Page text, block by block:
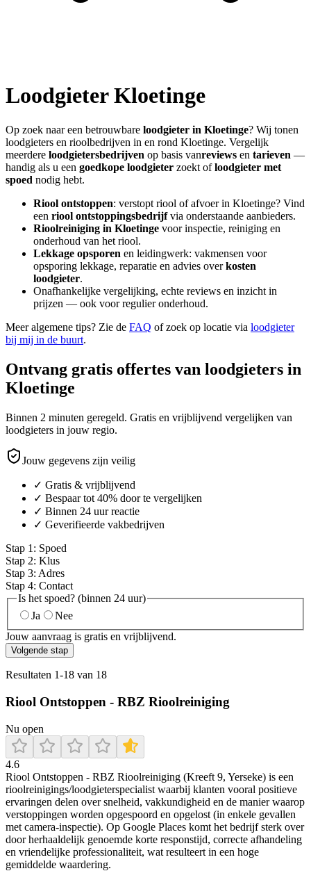
LoodgieterKloetinge
Op zoek naar een betrouwbare loodgieter in Kloetinge? Wij tonen
loodgieters en rioolbedrijven in en rond Kloetinge. Vergelijk
meerdere loodgietersbedrijven op basis vanreviews en tarieven —
handig als u een goedkope loodgieter zoekt ofloodgieter met
spoed nodig hebt.
Riool ontstoppen: verstopt riool of afvoer in Kloetinge? Vind
een riool ontstoppingsbedrijfvia onderstaande aanbieders.
Rioolreiniging in Kloetinge voor inspectie, reiniging en
onderhoud van het riool.
Lekkage opsporen en leidingwerk: vakmensen voor
opsporing lekkage, reparatie en advies overkosten
loodgieter.
Onafhankelijke vergelijking, echte reviews en inzicht in
prijzen — ook voor regulier onderhoud.
Meer algemene tips? Zie de FAQ of zoek op locatie via loodgieter
bij mij in de buurt.
Ontvang gratis offertes van loodgieters in
Kloetinge
Binnen 2 minuten geregeld. Gratis en vrijblijvend vergelijken van
loodgieters in jouw regio.
Jouw gegevens zijn veilig
✓ Gratis & vrijblijvend
✓ Bespaar tot 40% door te vergelijken
✓ Binnen 24 uur reactie
✓ Geverifieerde vakbedrijven
Stap 1 : Spoed
Stap 2: Klus
Stap 3: Adres
Stap 4: Contact
Is het spoed? (binnen 24 uur)
Ja
Nee
Jouw aanvraag is gratis en vrijblijvend.
Volgende stap
Resultaten 1-18 van 18
Riool Ontstoppen - RBZ Rioolreiniging
Nu open
4.6
Riool Ontstoppen - RBZ Rioolreiniging (Kreeft 9, Yerseke) is een
rioolreinigings/loodgieterspecialist waarbij klanten vooral positieve
ervaringen delen over snelheid, vakkundigheid en de manier waarop
verstoppingen worden opgespoord en opgelost (in enkele gevallen
met camera-inspectie). Op Google Places komt het bedrijf sterk over
door herhaaldelijk genoemde korte responstijd, correcte afhandeling
en vriendelijke professionaliteit, wat resulteert in een hoge
gemiddelde waardering.